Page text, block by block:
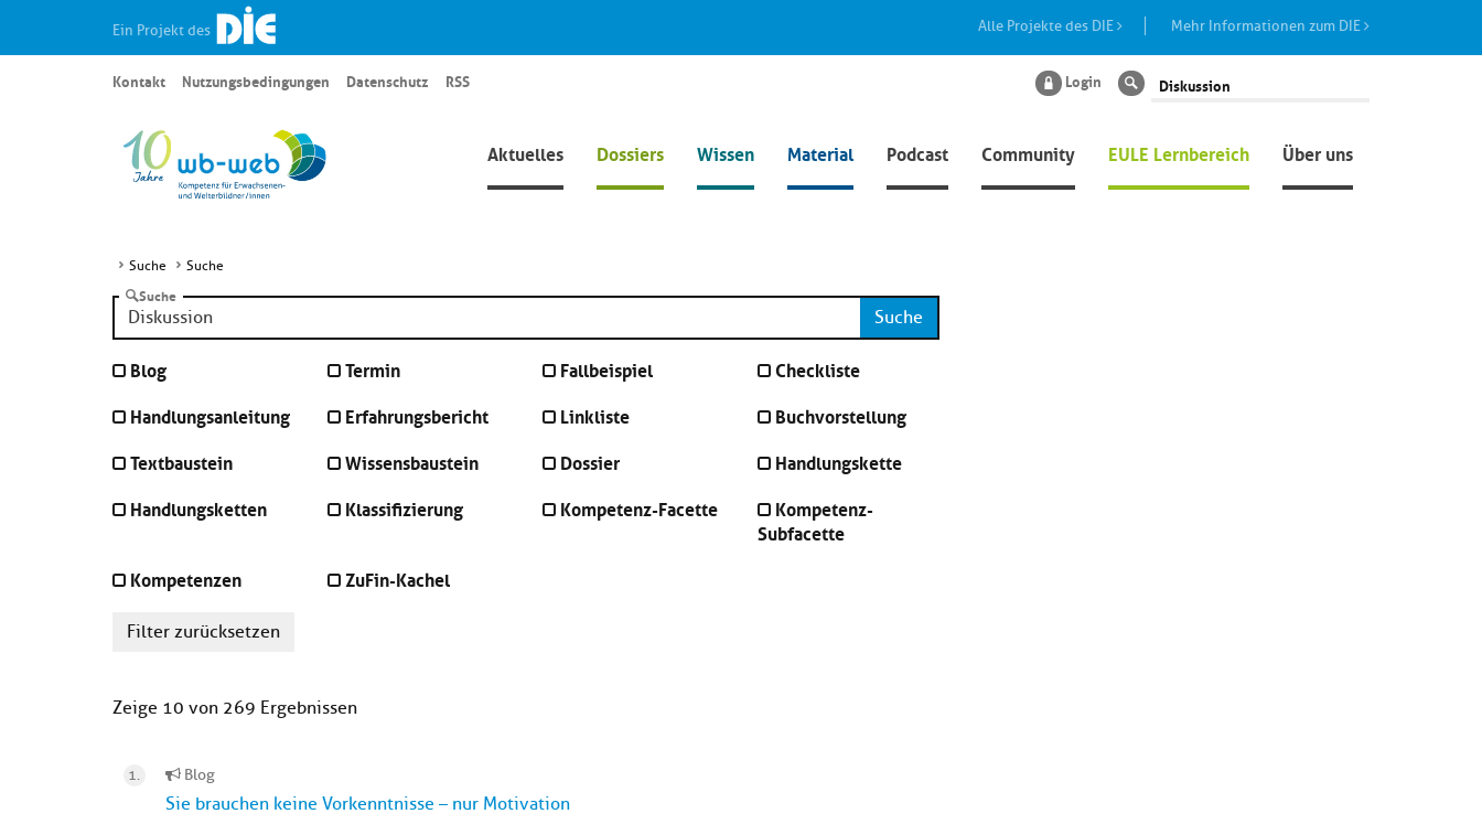
Ein Projekt des Alle Projekte des DIE Mehr Informationen zum DIE
Aktuelles Dossiers Wissen Material Podcast Community EULE Lernbereich Über uns
Kontakt Nutzungsbedingungen Datenschutz RSS Login Suche
Suche Suche
Suche
Suche
Blog Termin Fallbeispiel
Checkliste
Handlungsanleitung
Erfahrungsbericht Linkliste
Buchvorstellung
Textbaustein
Wissensbaustein Dossier
Handlungskette
Handlungsketten
Klassifizierung Kompetenz-Facette
Kompetenz-
Subfacette
Kompetenzen
ZuFin-Kachel
Filter zurücksetzen
Zeige 10 von 269 Ergebnissen
Blog
Sie brauchen keine Vorkenntnisse – nur Motivation